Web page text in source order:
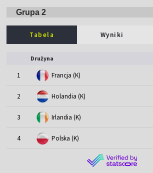
Tabela Wyniki
Drużyna
1 Francja (K)
2 Holandia (K)
3 Irlandia (K)
4 Polska (K)